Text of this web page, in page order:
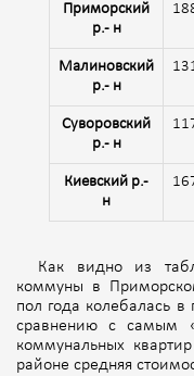
Приморский
р.- н
Малиновский
р.- н
Суворовский
р.- н
Киевский р.-
н
Как видно из
коммуны в
пол года колебалась
сравнению с самым
коммунальных
районе средняя